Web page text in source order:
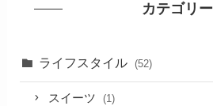
カテゴリー
ライフスタイル (52)
スイーツ (1)